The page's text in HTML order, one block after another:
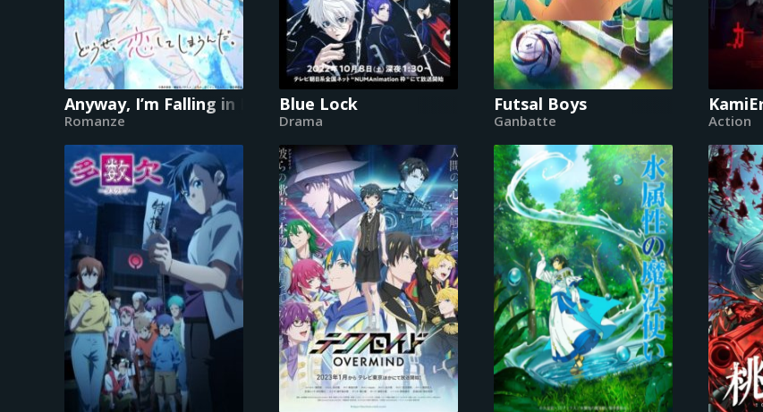
Anyway, I’m Falling in Love with You
Romanze
Blue Lock
Drama
Futsal Boys
Ganbatte Action